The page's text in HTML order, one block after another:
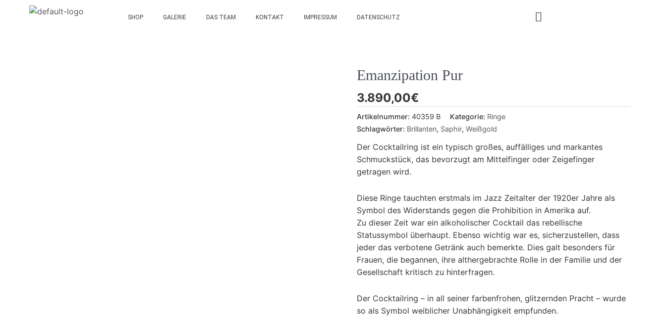
SHOP GALERIE DAS TEAM KONTAKT IMPRESSUM DATENSCHUTZ
Emanzipation Pur
3.890,00€
Artikelnummer: 40359 B Kategorie: Ringe
Schlagwörter: Brillanten, Saphir, Weißgold
Der Cocktailring ist ein typisch großes, auffälliges und markantes
Schmuckstück, das bevorzugt am Mittelfinger oder Zeigefinger
getragen wird.
Diese Ringe tauchten erstmals im Jazz Zeitalter der 1920er Jahre als
Symbol des Widerstands gegen die Prohibition in Amerika auf.
Zu dieser Zeit war ein alkoholischer Cocktail das rebellische
Statussymbol überhaupt. Ebenso wichtig war es, sicherzustellen, dass
jeder das verbotene Getränk auch bemerkte. Dies galt besonders für
Frauen, die begannen, ihre althergebrachte Rolle in der Familie und der
Gesellschaft kritisch zu hinterfragen.
Der Cocktailring – in all seiner farbenfrohen, glitzernden Pracht – wurde
so als Symbol weiblicher Unabhängigkeit empfunden.